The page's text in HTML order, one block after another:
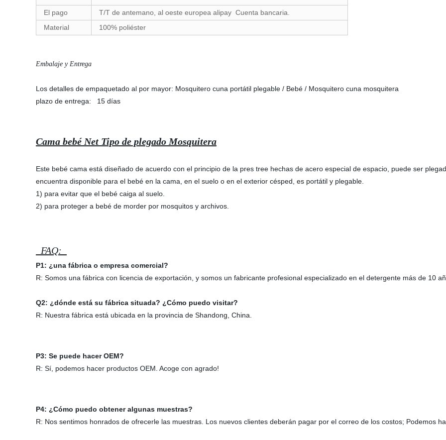
El pago
T/T de antemano, al oeste europea alipay Cuenta bancaria.
Material
100% poliéster
Embalaje y Entrega
Los detalles de empaquetado al por mayor: Mosquitero cuna portátil plegable / Bebé / Mosquitero cuna mosquitera
plazo de entrega: 15 días
Cama bebé Net Tipo de plegado Mosquitera
Este bebé cama está diseñado de acuerdo con el principio de la pres tree hechas de acero especial de espacio, puede ser
encuentra disponible para el bebé en la cama, en el suelo o en el exterior césped, es portátil y plegable.
1) para evitar que el bebé caiga al suelo.
2) para proteger a bebé de morder por mosquitos y archivos.
FAQ:
P1: ¿una fábrica o empresa comercial?
R: Somos una fábrica con licencia de exportación, y somos un fabricante profesional especializado en el detergente más de 10
Q2: ¿dónde está su fábrica situada? ¿Cómo puedo visitar?
R: Nuestra fábrica está ubicada en la provincia de Shandong, China.
P3: Se puede hacer OEM?
R: Sí, podemos hacer productos OEM. Acoge con agrado!
P4: ¿Cómo puedo obtener algunas muestras?
R: Nos sentimos honrados de ofrecerle las muestras. Los nuevos clientes deberán pagar por el correo de los costos; Podemos